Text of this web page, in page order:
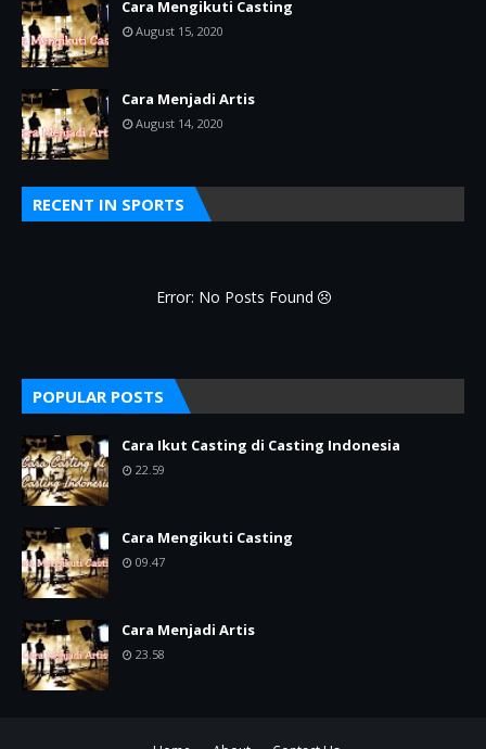
Cara Mengikuti Casting
August 15, 2020
Cara Menjadi Artis
August 14, 2020
RECENT IN SPORTS
Error: No Posts Found
POPULAR POSTS
Cara Ikut Casting di Casting Indonesia
22.59
Cara Mengikuti Casting
09.47
Cara Menjadi Artis
23.58